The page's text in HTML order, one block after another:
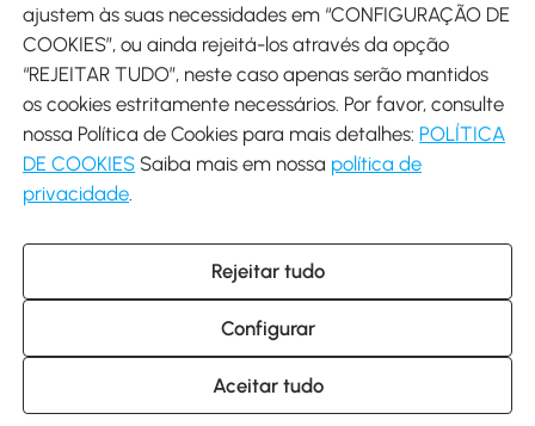
Descarregar Aosom App
Google Play
+34 931 294 512 (Seg-Sex das 7:30 às 16:30h)
info@aosom.pt
C/ Roc Gros, nº 15. 08550 Els Hostalets de Balenyà (Barcelona),
Espanha
© 2014-2026 SPANISH AOSOM SL (NIF: B66295775) Todos os
ajustem às suas necessidades em “CONFIGURAÇÃO DE
COOKIES”, ou ainda rejeitá-los através da opção
“REJEITAR TUDO”, neste caso apenas serão mantidos
os cookies estritamente necessários. Por favor, consulte
nossa Política de Cookies para mais detalhes: POLÍTICA
DE COOKIES Saiba mais em nossa política de
privacidade
Rejeitar tudo
Configurar
Aceitar tudo